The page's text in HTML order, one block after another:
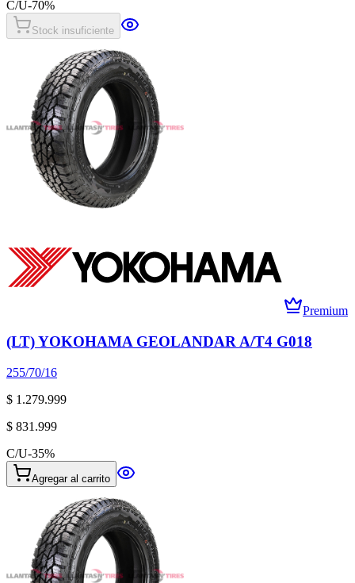
C/U-70%
Stock insuficiente
Premium
(LT) YOKOHAMA GEOLANDAR A/T4 G018
255/70/16
$ 1.279.999
$ 831.999
C/U-35%
Agregar al carrito